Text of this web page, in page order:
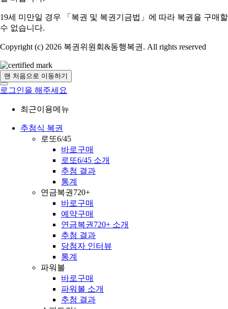
19세 미만일 경우 「복권 및 복권기금법」에 따라 복권을 구매할
수 없습니다.
Copyright (c) 2026 복권위원회&동행복권. All rights reserved
맨 처음으로 이동하기
로그인을 해주세요
최근이용메뉴
추첨식 복권
로또6/45
바로구매
로또6/45 소개
추첨 결과
통계
연금복권720+
바로구매
예약구매
연금복권720+ 소개
추첨 결과
당첨자 인터뷰
통계
파워볼
바로구매
파워볼 소개
추첨 결과